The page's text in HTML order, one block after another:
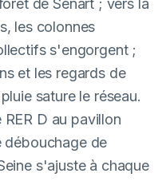
de Sénart ; vers la
les colonnes
s'engorgent ;
et les regards de
sature le réseau.
D au pavillon
débouchage de
s'ajuste à chaque